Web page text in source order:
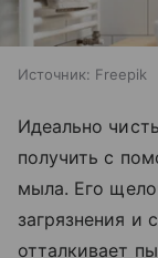
Источник: Freepik
Идеально
получить с
мыла. Его
загрязнения и
отталкивает